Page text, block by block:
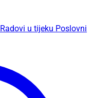
Radovi u tijeku Poslovni